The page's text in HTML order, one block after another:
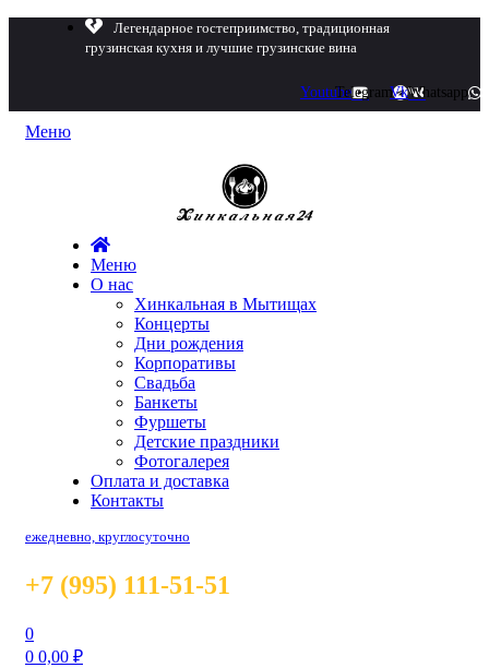
Легендарное гостеприимство, традиционная
грузинская кухня и лучшие грузинские вина
YoutubeTelegramVkWhatsapp
Меню
Меню
О нас
Хинкальная в Мытищах
Концерты
Дни рождения
Корпоративы
Свадьба
Банкеты
Фуршеты
Детские праздники
Фотогалерея
Оплата и доставка
Контакты
ежедневно, круглосуточно
+7 (995) 111-51-51
0
0 0,00 ₽